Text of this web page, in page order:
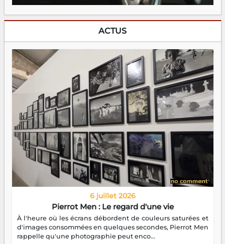
ACTUS
6 juillet 2026
Pierrot Men : Le regard d'une vie
À l'heure où les écrans débordent de couleurs saturées et
d'images consommées en quelques secondes, Pierrot Men
rappelle qu'une photographie peut enco...